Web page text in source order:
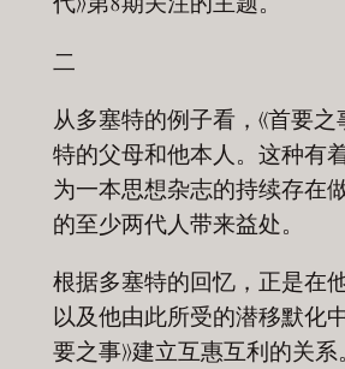
二
从多塞特的例子看，《首要
特的父母和他本人。这种有
为一本思想杂志的持续存在
的至少两代人带来益处。
根据多塞特的回忆，正是在
以及他由此所受的潜移默化
要之事》建立互惠互利的关系